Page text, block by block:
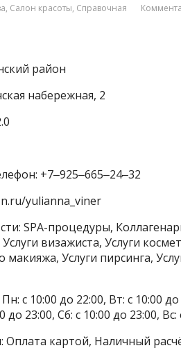
, Салон красоты, Справочная
район
набережная, 2
+7‒925‒665‒24‒32
yulianna_viner
SPA-процедуры,
визажиста, Услуги
макияжа, Услуги пирсинга,
с 10:00 до 22:00, Вт: с 10:00
до 23:00, Сб: с 10:00 до 23:00, Вс:
Оплата картой, Наличный